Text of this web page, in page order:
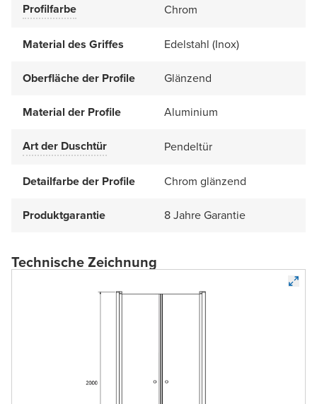
Profilfarbe Chrom
Material des Griffes Edelstahl (Inox)
Oberfläche der Profile Glänzend
Material der Profile Aluminium
Art der Duschtür Pendeltür
Detailfarbe der Profile Chrom glänzend
Produktgarantie 8 Jahre Garantie
Technische Zeichnung